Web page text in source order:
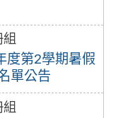
度第2學期暑假
單公告